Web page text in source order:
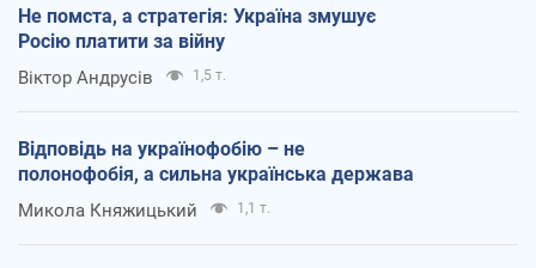
Не помста, а стратегія: Україна змушує
Росію платити за війну
Віктор Андрусів 1,5 т.
Відповідь на українофобію – не
полонофобія, а сильна українська держава
Микола Княжицький 1,1 т.